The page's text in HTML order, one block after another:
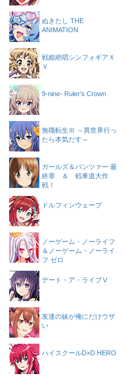
ぬきたし THE
ANIMATION
戦姫絶唱シンフォギアＸ
Ｖ
9-nine- Ruler’s Crown
無職転生Ⅲ ～異世界行っ
たら本気だす～
ガールズ＆パンツァー 最
終章 ＆ 戦車道大作
戦！
ドルフィンウェーブ
ノーゲーム・ノーライフ
＆ノーゲーム・ノーライ
フ ゼロ
デート・ア・ライブⅤ
友達の妹が俺にだけウザ
い
ハイスクールD×D HERO